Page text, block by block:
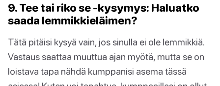
9. Tee tai riko se -kysymys: Haluatko
saada lemmikkieläimen?
Tätä pitäisi kysyä vain, jos sinulla ei ole lemmikkiä.
Vastaus saattaa muuttua ajan myötä, mutta se on
loistava tapa nähdä kumppanisi asema tässä